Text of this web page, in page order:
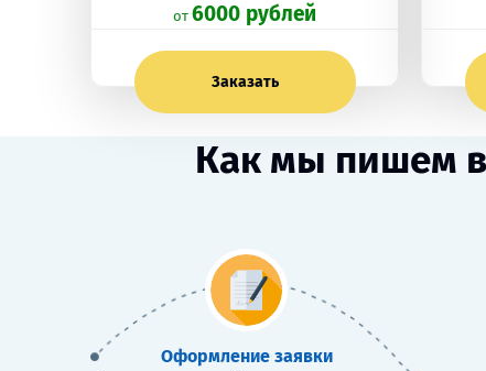
oт 6000 рублей
Заказать
Как мы пишем
Оформление заявки